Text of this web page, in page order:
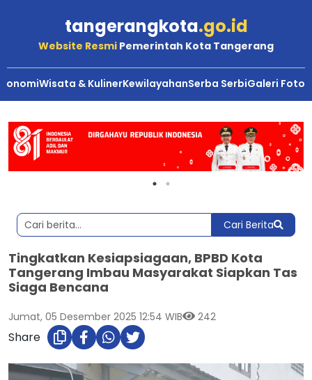
tangerangkota.go.id
Website Resmi Pemerintah Kota Tangerang
Wisata & KulinerKewilayahanSerba SerbiGaleri Foto
Cari Berita
Tingkatkan Kesiapsiagaan, BPBD Kota
Tangerang Imbau Masyarakat Siapkan Tas
Siaga Bencana
Jumat, 05 Desember 2025 12:54 WIB 242
Share